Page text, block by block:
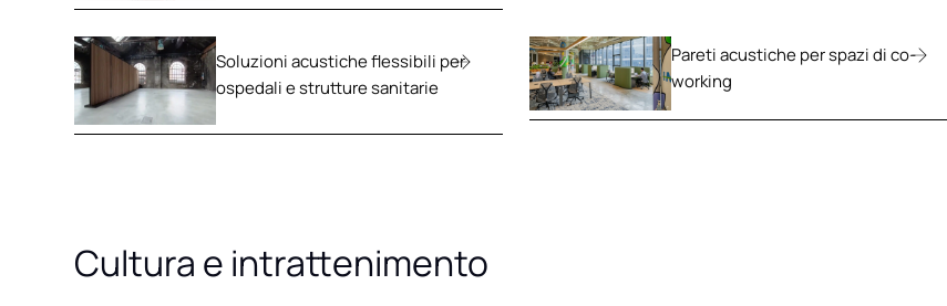
Soluzioni acustiche flessibili per
ospedali e strutture sanitarie
Pareti acustiche per spazi di co-
working
Cultura e intrattenimento